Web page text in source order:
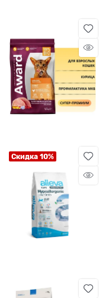
Скидка 10%